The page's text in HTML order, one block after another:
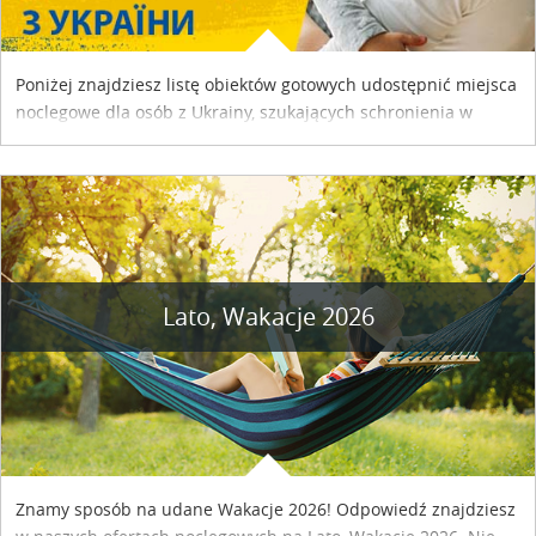
Poniżej znajdziesz listę obiektów gotowych udostępnić miejsca
noclegowe dla osób z Ukrainy, szukających schronienia w
Lato, Wakacje 2026
Znamy sposób na udane Wakacje 2026! Odpowiedź znajdziesz